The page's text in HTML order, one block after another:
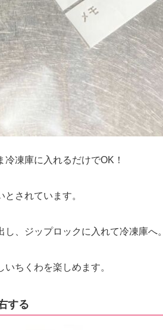
凍庫に入れるだけでOK！
されています。
、ジップロックに入れて冷凍庫へ。
ちくわを楽しめます。
する